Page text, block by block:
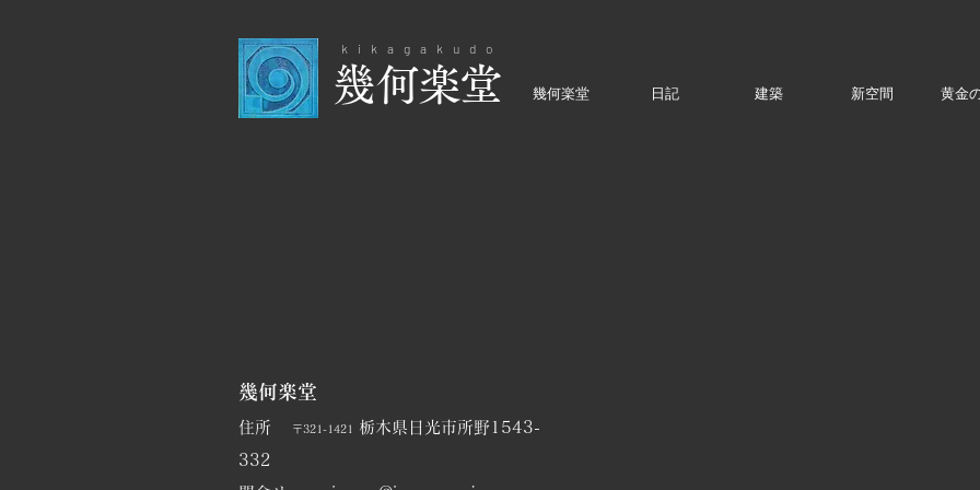
​幾何楽堂
kikagakudo
幾何楽堂 日記 建築 新空間 黄金
幾何楽堂
​住所 〒321-1421
栃木県日光市所野1543-
332